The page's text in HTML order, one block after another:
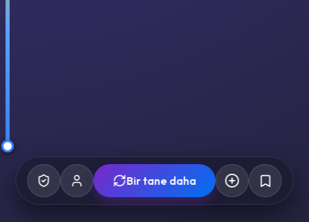
Bir tane daha